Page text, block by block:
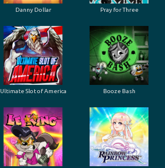
Danny Dollar Pray for Three
Ultimate Slot of America Booze Bash